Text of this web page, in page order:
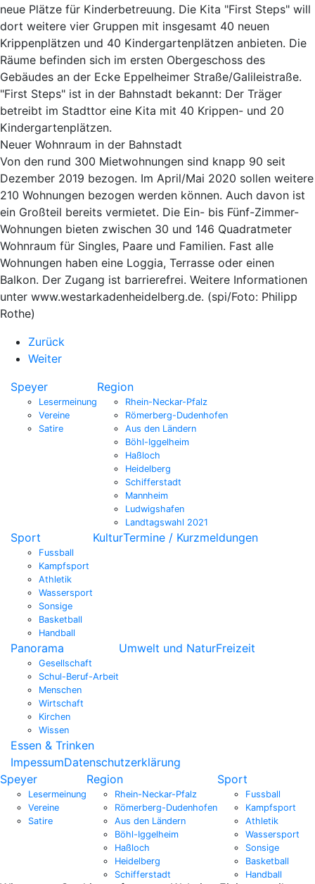
neue Plätze für Kinderbetreuung. Die Kita "First Steps" will
dort weitere vier Gruppen mit insgesamt 40 neuen
Krippenplätzen und 40 Kindergartenplätzen anbieten. Die
Räume befinden sich im ersten Obergeschoss des
Gebäudes an der Ecke Eppelheimer Straße/Galileistraße.
"First Steps" ist in der Bahnstadt bekannt: Der Träger
betreibt im Stadttor eine Kita mit 40 Krippen- und 20
Kindergartenplätzen.
Neuer Wohnraum in der Bahnstadt
Von den rund 300 Mietwohnungen sind knapp 90 seit
Dezember 2019 bezogen. Im April/Mai 2020 sollen weitere
210 Wohnungen bezogen werden können. Auch davon ist
ein Großteil bereits vermietet. Die Ein- bis Fünf-Zimmer-
Wohnungen bieten zwischen 30 und 146 Quadratmeter
Wohnraum für Singles, Paare und Familien. Fast alle
Wohnungen haben eine Loggia, Terrasse oder einen
Balkon. Der Zugang ist barrierefrei. Weitere Informationen
unter www.westarkadenheidelberg.de. (spi/Foto: Philipp
Rothe)
Zurück
Weiter
Speyer
Lesermeinung
Vereine
Satire
Region
Rhein-Neckar-Pfalz
Römerberg-Dudenhofen
Aus den Ländern
Böhl-Iggelheim
Haßloch
Heidelberg
Schifferstadt
Mannheim
Ludwigshafen
Landtagswahl 2021
Sport
Fussball
Kampfsport
Athletik
Wassersport
Sonsige
Basketball
Handball
KulturTermine / Kurzmeldungen
Panorama
Gesellschaft
Schul-Beruf-Arbeit
Menschen
Wirtschaft
Kirchen
Wissen
Umwelt und NaturFreizeit
Essen & Trinken
ImpessumDatenschutzerklärung
Speyer
Lesermeinung
Vereine
Satire
Region
Rhein-Neckar-Pfalz
Römerberg-Dudenhofen
Aus den Ländern
Böhl-Iggelheim
Haßloch
Heidelberg
Schifferstadt
Sport
Fussball
Kampfsport
Athletik
Wassersport
Sonsige
Basketball
Handball